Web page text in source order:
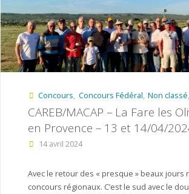
Lironville"
Concours, Concours Fédéral, Non classé,
CAREB/MACAP – La Fare les
en Provence – 13 et 14/04/
14 avril 2024
Avec le retour des « presque » beaux jours
concours régionaux. C’est le sud avec le